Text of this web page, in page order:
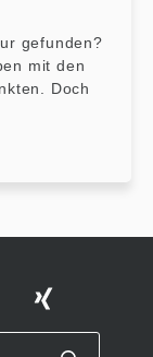
gefunden?
mit den
Doch